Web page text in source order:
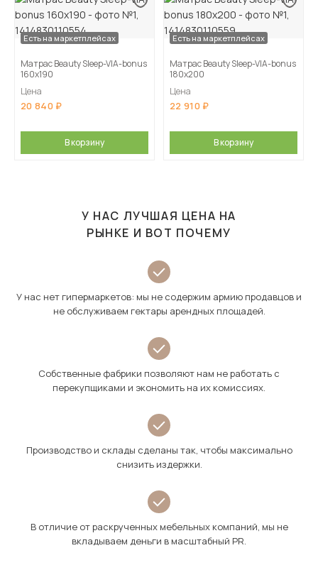
Есть на маркетплейсах
Матрас Beauty Sleep-VIA-bonus
160х190
Цена
20 840
В корзину
Есть на маркетплейсах
Матрас Beauty Sleep-VIA-bonus
180х200
Цена
22 910
В корзину
У НАС ЛУЧШАЯ ЦЕНА НА
РЫНКЕ И ВОТ ПОЧЕМУ
У нас нет гипермаркетов: мы не содержим армию продавцов и
не обслуживаем гектары арендных площадей.
Собственные фабрики позволяют нам не работать с
перекупщиками и экономить на их комиссиях.
Производство и склады сделаны так, чтобы максимально
снизить издержки.
В отличие от раскрученных мебельных компаний, мы не
вкладываем деньги в масштабный PR.